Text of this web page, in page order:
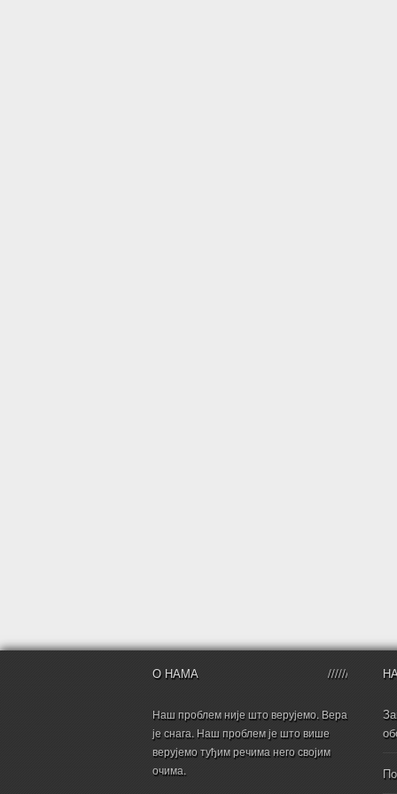
О НАМА
Наш проблем није што верујемо. Вера
је снага. Наш проблем је што више
верујемо туђим речима него својим
очима.